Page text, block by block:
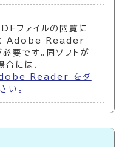
ファイルの閲覧に
Adobe Reader
必要です。同ソフトが
には、
Reader をダ
い。